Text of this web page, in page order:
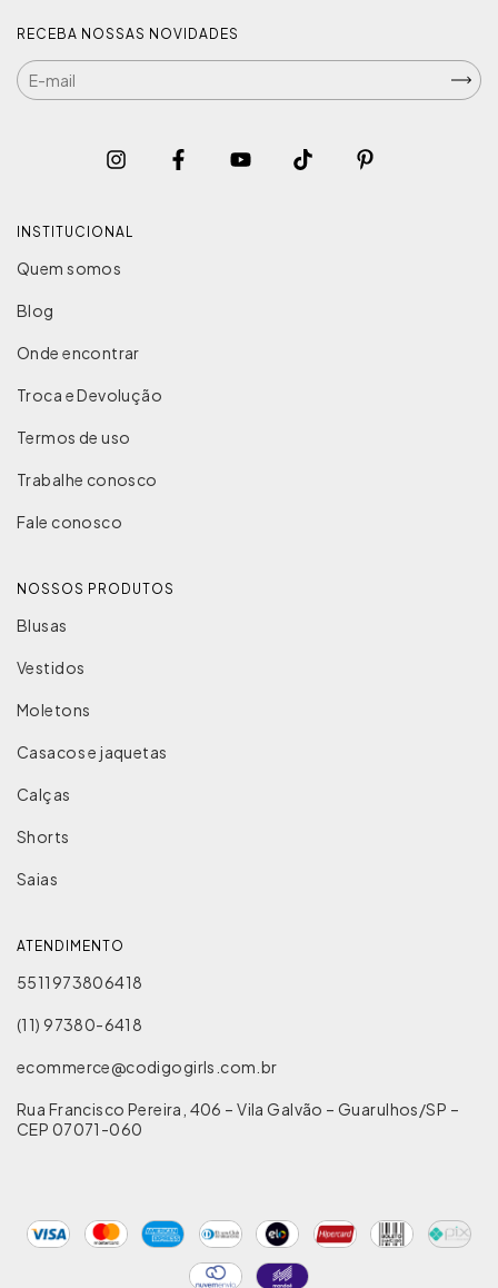
RECEBA NOSSAS NOVIDADES
INSTITUCIONAL
Quem somos
Blog
Onde encontrar
Troca e Devolução
Termos de uso
Trabalhe conosco
Fale conosco
NOSSOS PRODUTOS
Blusas
Vestidos
Moletons
Casacos e jaquetas
Calças
Shorts
Saias
ATENDIMENTO
5511973806418
(11) 97380-6418
ecommerce@codigogirls.com.br
Rua Francisco Pereira, 406 – Vila Galvão – Guarulhos/SP –
CEP 07071-060